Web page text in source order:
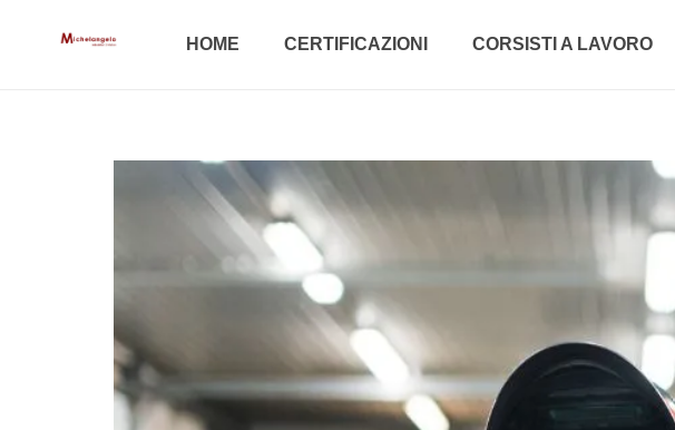
HOME CERTIFICAZIONI CORSISTI A LAVORO